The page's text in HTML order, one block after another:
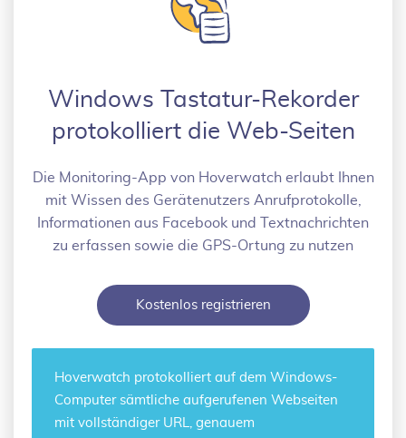
Windows Tastatur-Rekorder
protokolliert die Web-Seiten
Die Monitoring-App von Hoverwatch erlaubt Ihnen
mit Wissen des Gerätenutzers Anrufprotokolle,
Informationen aus Facebook und Textnachrichten
zu erfassen sowie die GPS-Ortung zu nutzen
Kostenlos registrieren
Hoverwatch protokolliert auf dem Windows-
Computer sämtliche aufgerufenen Webseiten
mit vollständiger URL, genauem